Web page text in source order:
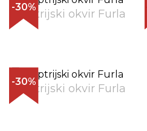
-30%
Dioptrijski okvir Furla
-30%
Dioptrijski okvir Furla